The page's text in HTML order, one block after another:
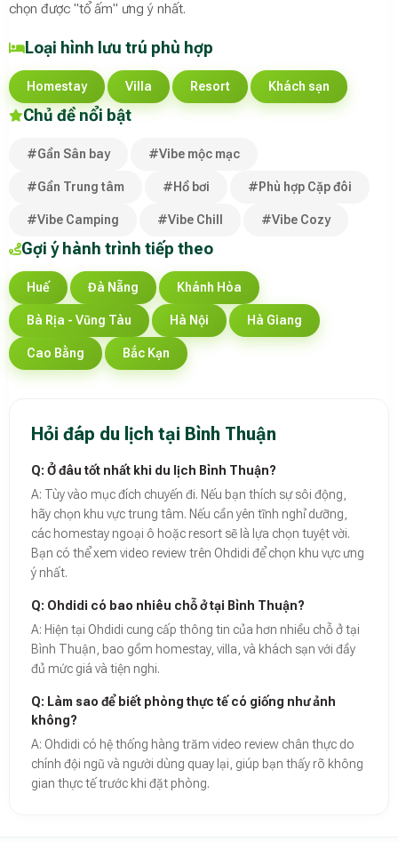
chọn được "tổ ấm" ưng ý nhất.
Loại hình lưu trú phù hợp
Homestay Villa Resort Khách sạn
Chủ đề nổi bật
#Gần Sân bay #Vibe mộc mạc
#Gần Trung tâm #Hồ bơi #Phù hợp Cặp đôi
#Vibe Camping #Vibe Chill #Vibe Cozy
Gợi ý hành trình tiếp theo
Huế Đà Nẵng Khánh Hòa
Bà Rịa - Vũng Tàu Hà Nội Hà Giang
Cao Bằng Bắc Kạn
Hỏi đáp du lịch tại Bình Thuận
Q: Ở đâu tốt nhất khi du lịch Bình Thuận?
A: Tùy vào mục đích chuyến đi. Nếu bạn thích sự sôi động,
hãy chọn khu vực trung tâm. Nếu cần yên tĩnh nghỉ dưỡng,
các homestay ngoại ô hoặc resort sẽ là lựa chọn tuyệt vời.
Bạn có thể xem video review trên Ohdidi để chọn khu vực ưng
ý nhất.
Q: Ohdidi có bao nhiêu chỗ ở tại Bình Thuận?
A: Hiện tại Ohdidi cung cấp thông tin của hơn nhiều chỗ ở tại
Bình Thuận, bao gồm homestay, villa, và khách sạn với đầy
đủ mức giá và tiện nghi.
Q: Làm sao để biết phòng thực tế có giống như ảnh
không?
A: Ohdidi có hệ thống hàng trăm video review chân thực do
chính đội ngũ và người dùng quay lại, giúp bạn thấy rõ không
gian thực tế trước khi đặt phòng.